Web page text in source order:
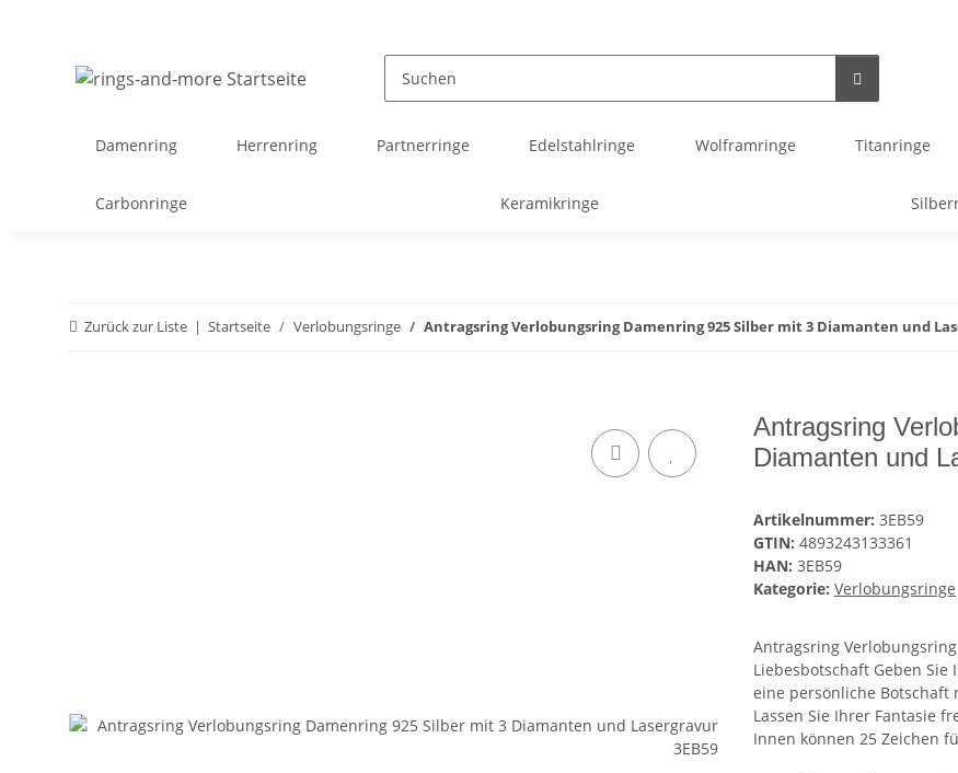
Damenring Herrenring Partnerringe Edelstahlringe Wolframringe Titanringe
Carbonringe Keramikringe
Zurück zur Liste Startseite Verlobungsringe Antragsring Verlobungsring Damenring 925 Silber mit 3 Diamanten und
Antragsring
Diamanten und
Artikelnummer: 3EB59
GTIN: 4893243133361
HAN: 3EB59
Kategorie: Verlobungsringe
Antragsring
Liebesbotschaft Geben
eine persönliche Botschaft
Lassen Sie Ihrer Fantasie
Innen können 25 Zeichen